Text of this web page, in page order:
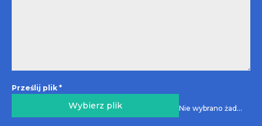
Prześlij plik *
Wybierz plik Nie wybrano żadnego pliku